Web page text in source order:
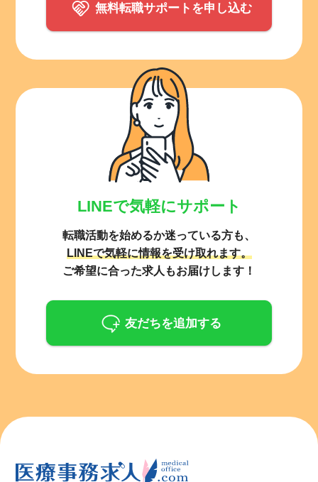
無料転職サポートを申し込む
LINEで気軽にサポート
転職活動を始めるか迷っている方も、
LINEで気軽に情報を受け取れます。
ご希望に合った求人もお届けします！
友だちを追加する